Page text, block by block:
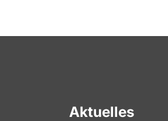
Aktuelles